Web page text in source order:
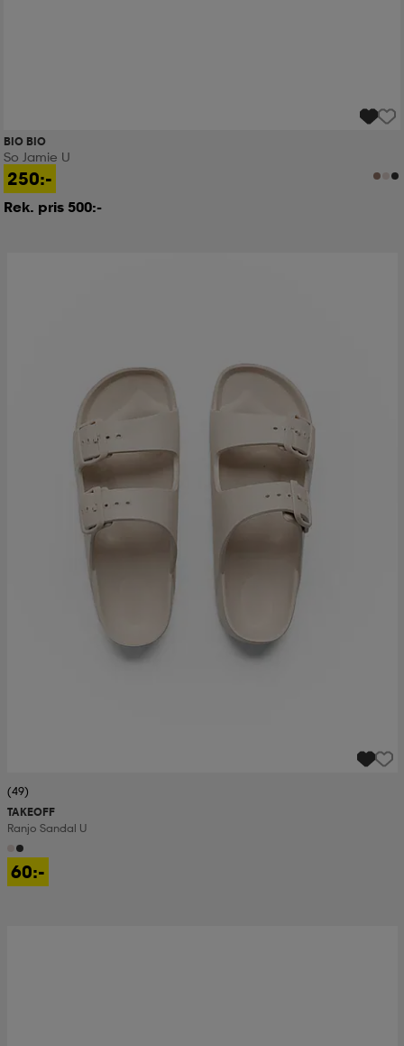
BIO BIO
So Jamie U
250:-
Rek. pris 500:-
(49)
TAKEOFF
Ranjo Sandal U
60:-